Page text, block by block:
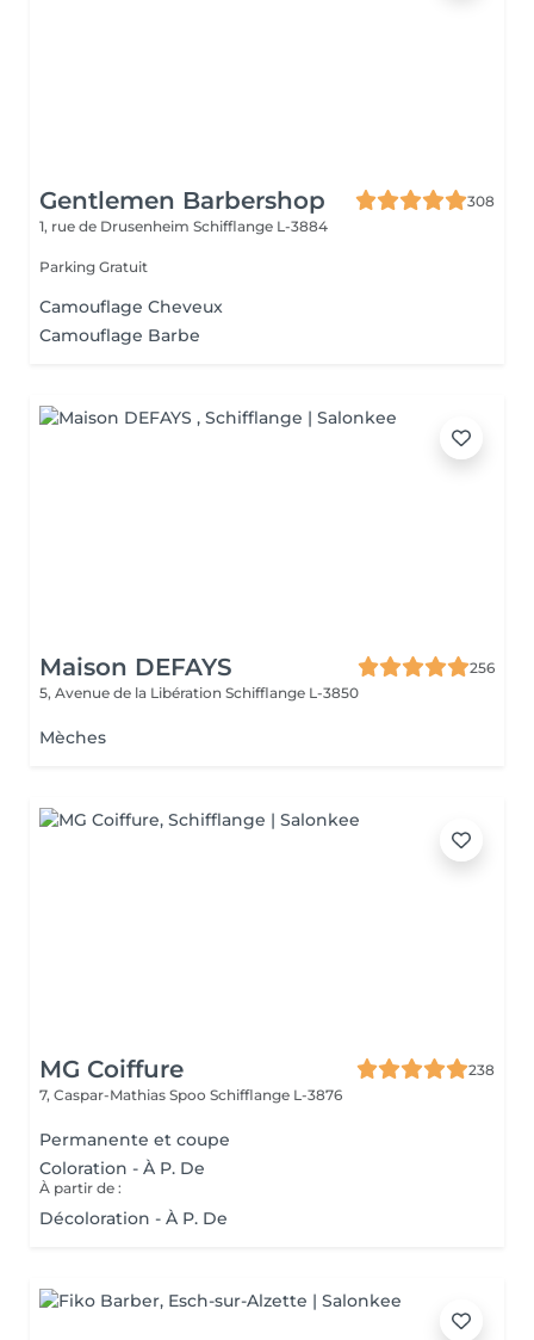
Gentlemen Barbershop
308
1, rue de Drusenheim Schifflange L-3884
Parking Gratuit
Camouflage Cheveux
Camouflage Barbe
Maison DEFAYS
256
5, Avenue de la Libération Schifflange L-3850
Mèches
MG Coiffure
238
7, Caspar-Mathias Spoo Schifflange L-3876
Permanente et coupe
Coloration - À P. De
À partir de :
Décoloration - À P. De